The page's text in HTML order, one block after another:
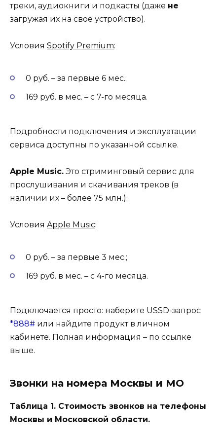
треки, аудиокниги и подкасты (даже не
загружая их на своё устройство).
Условия Spotify Premium:
0 руб. – за первые 6 мес.;
169 руб. в мес. – с 7-го месяца.
Подробности подключения и эксплуатации
сервиса доступны по указанной ссылке.
Apple Music. Это стриминговый сервис для
прослушивания и скачивания треков (в
наличии их – более 75 млн.).
Условия Apple Music:
0 руб. – за первые 3 мес.;
169 руб. в мес. – с 4-го месяца.
Подключается просто: наберите USSD-запрос
*888# или найдите продукт в личном
кабинете. Полная информация – по ссылке
выше.
Звонки на номера Москвы и МО
Таблица 1. Стоимость звонков на телефоны
Москвы и Московской области.